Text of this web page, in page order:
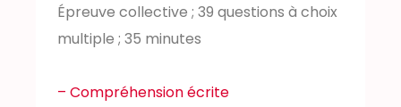
Épreuve collective ; 39 questions à choix
multiple ; 35 minutes
– Compréhension écrite